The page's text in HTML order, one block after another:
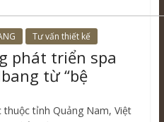
Tư vấn thiết kế
phát triển spa
từ “bệ
tỉnh Quảng Nam, Việt